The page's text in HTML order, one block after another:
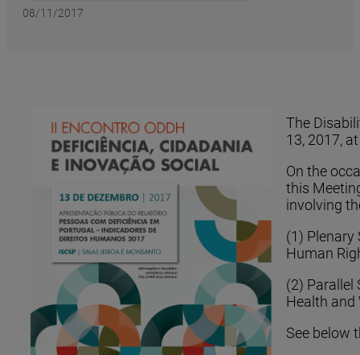
08/11/2017
The
13, 2017,
On the
this
involving
(1) Plenary
Human
(2) Parallel
Health and
See below